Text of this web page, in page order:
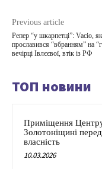
Previous article
Репер “у шкарпетці”: Vacio,
прославився “вбранням” на
вечірці Івлєєвої, втік із РФ
ТОП новини
Приміщення
Золотоніщині
власність
10.03.2026